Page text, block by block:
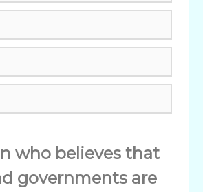
who believes that
governments are